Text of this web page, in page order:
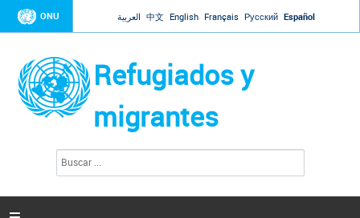
Jump to navigation
ONU العربية 中文 English Français Русский Español
Refugiados y
migrantes
s